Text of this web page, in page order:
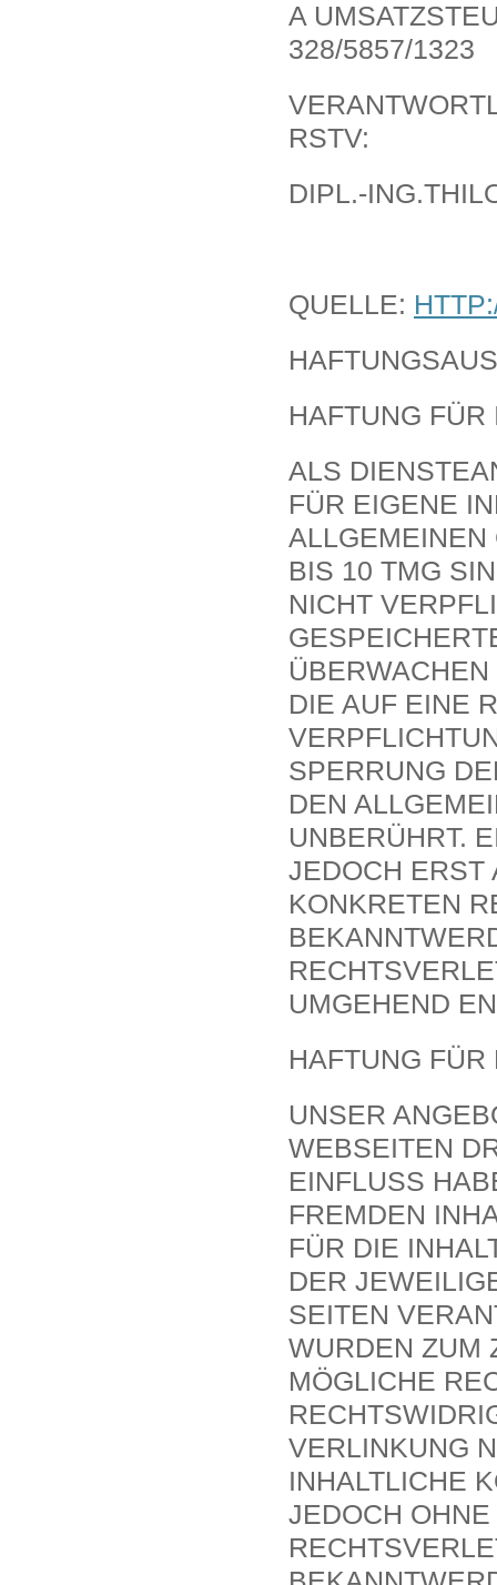
328/5857/1323
RSTV:
DIPL.-
QUELLE:
HAFTUNG FÜR
ALS
ÜR EIGENE
LLGEMEINEN
IS 10 TMG
ICHT
ESPEICHERTE
BERWACHEN
IE AUF EINE
PERRUNG
EN
NBERÜHRT.
EDOCH ERST
ONKRETEN
MGEHEND
HAFTUNG FÜR
UNSER
WEBSEITEN
EINFLUSS
FREMDEN
FÜR DIE
DER
SEITEN
WURDEN ZUM
MÖGLICHE
ERLINKUNG
NHALTLICHE
EDOCH OHNE